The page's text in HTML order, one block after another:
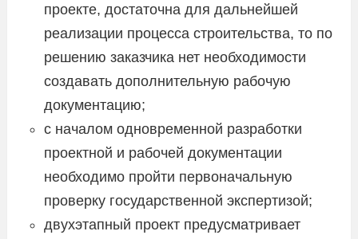
проекте, достаточна для дальнейшей
реализации процесса строительства, то по
решению заказчика нет необходимости
создавать дополнительную рабочую
документацию;
с началом одновременной разработки
проектной и рабочей документации
необходимо пройти первоначальную
проверку государственной экспертизой;
двухэтапный проект предусматривает